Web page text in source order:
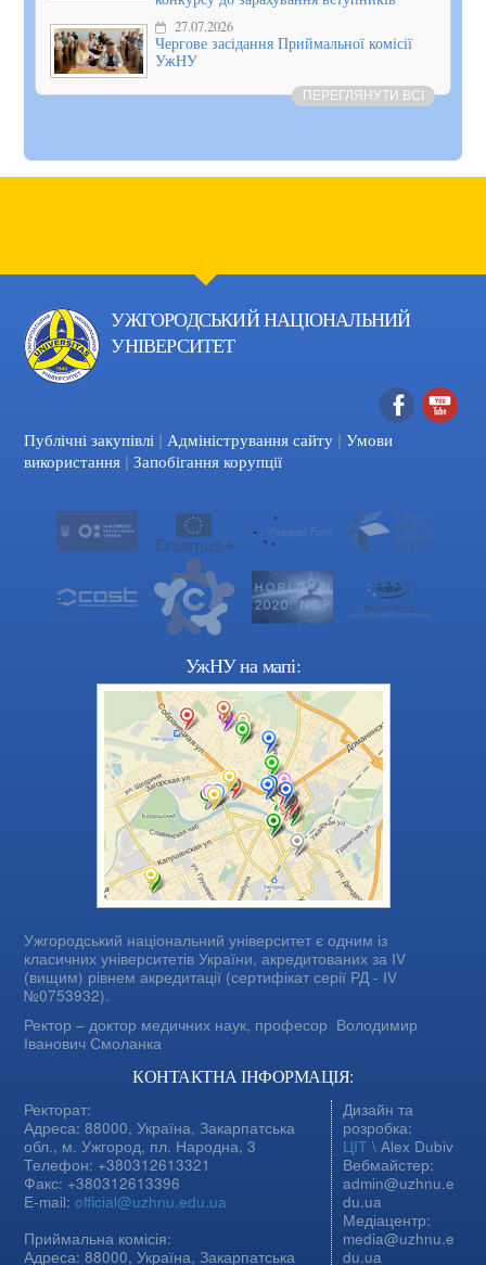
27.07.2026
Чергове засідання Приймальної комісії
УжНУ
ПЕРЕГЛЯНУТИ ВСІ
УЖГОРОДСЬКИЙ НАЦІОНАЛЬНИЙ
УНІВЕРСИТЕТ
Facebook
Публічні закупівлі | Адміністрування сайту | Умови
використання | Запобігання корупції
УжНУ на мапі:
Ужгородський національний університет є одним із
класичних університетів України, акредитованих за IV
(вищим) рівнем акредитації (сертифікат серії РД - IV
№0753932).
Ректор – доктор медичних наук, професор Володимир
Іванович Смоланка
КОНТАКТНА ІНФОРМАЦІЯ:
Ректорат:
Адреса: 88000, Україна, Закарпатська
обл., м. Ужгород, пл. Народна, 3
Телефон: +380312613321
Факс: +380312613396
E-mail:official@uzhnu.edu.ua
Приймальна комісія:
Адреса: 88000, Україна, Закарпатська
Дизайн та
розробка:
ЦІТ \ Alex Dubiv
Вебмайстер:
admin@uzhnu.e
du.ua
Медіацентр:
media@uzhnu.e
du.ua